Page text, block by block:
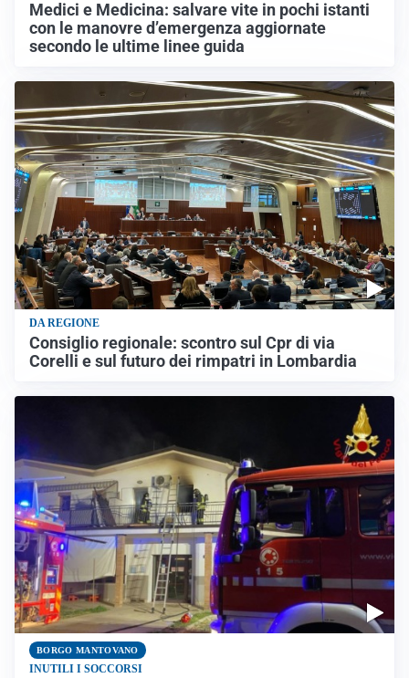
Medici e Medicina: salvare vite in pochi istanti
con le manovre d’emergenza aggiornate
secondo le ultime linee guida
DA REGIONE
Consiglio regionale: scontro sul Cpr di via
Corelli e sul futuro dei rimpatri in Lombardia
BORGO MANTOVANO
INUTILI I SOCCORSI